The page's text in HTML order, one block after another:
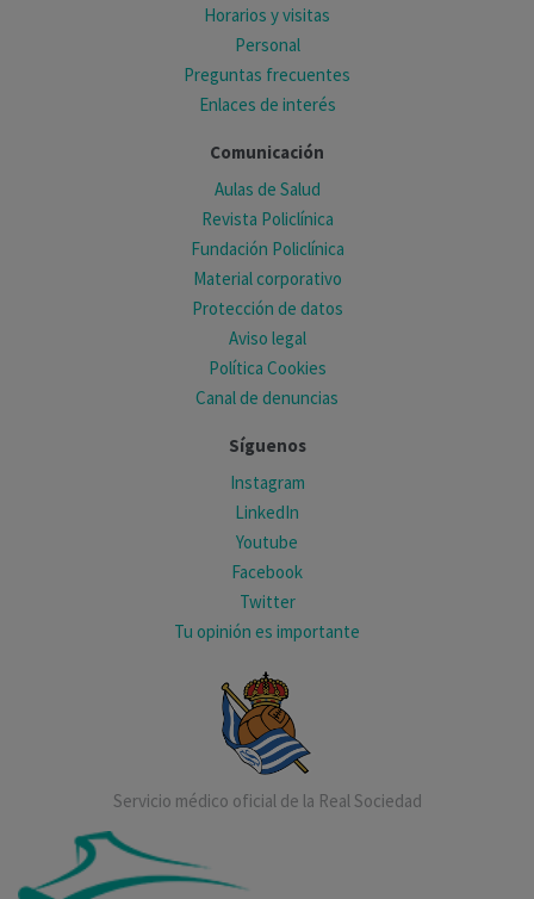
Horarios y visitas
Personal
Preguntas frecuentes
Enlaces de interés
Comunicación
Aulas de Salud
Revista Policlínica
Fundación Policlínica
Material corporativo
Protección de datos
Aviso legal
Política Cookies
Canal de denuncias
Síguenos
Instagram
LinkedIn
Youtube
Facebook
Twitter
Tu opinión es importante
Servicio médico oficial de la Real Sociedad